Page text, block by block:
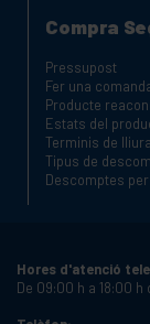
Compra
Pressupost
Fer una
Producte
Estats del
Terminis de
Tipus de
Descomptes
Hores d'atenció
De 09:00 h a 18:00